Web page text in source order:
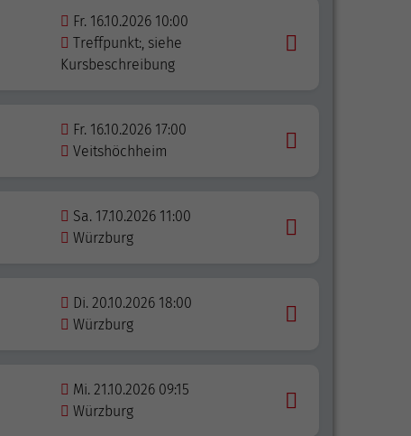
Fr. 16.10.2026 10:00
Treffpunkt:, siehe
Kursbeschreibung
Fr. 16.10.2026 17:00
Veitshöchheim
Sa. 17.10.2026 11:00
Würzburg
Di. 20.10.2026 18:00
Würzburg
Mi. 21.10.2026 09:15
Würzburg